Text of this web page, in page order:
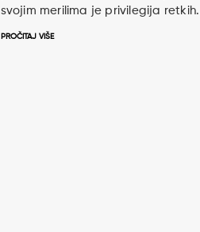
svojim merilima je privilegija retkih.
PROČITAJ VIŠE